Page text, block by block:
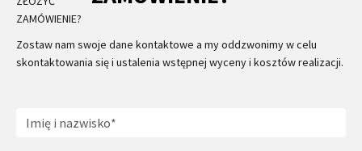
Zostaw nam swoje dane kontaktowe a my oddzwonimy w celu
skontaktowania się i ustalenia wstępnej wyceny i kosztów realizacji.